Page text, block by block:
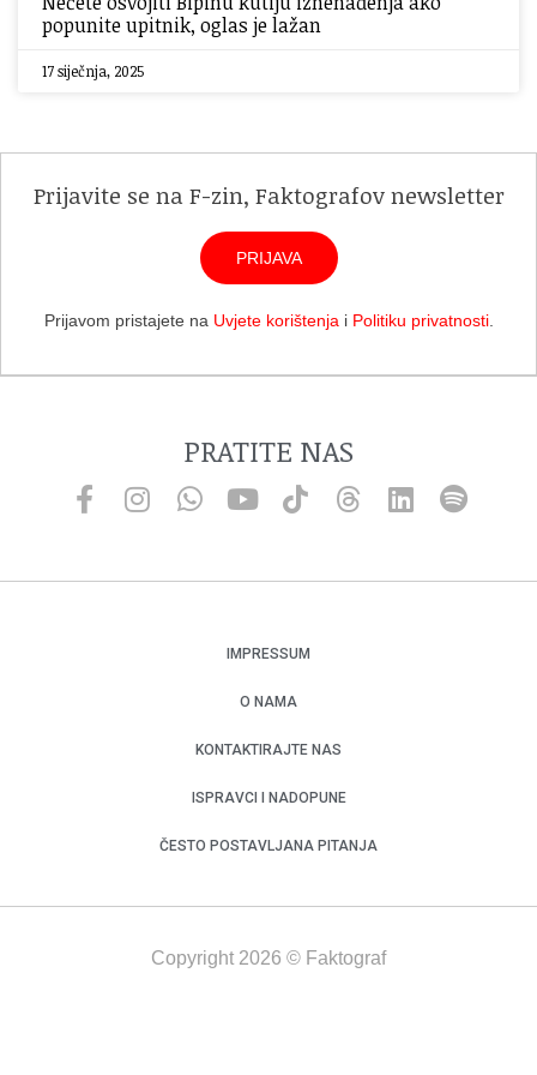
popunite upitnik, oglas je lažan
17 siječnja, 2025
Prijavite se na F-zin, Faktografov newsletter
PRIJAVA
Prijavom pristajete na Uvjete korištenja i Politiku privatnosti.
PRATITE NAS
IMPRESSUM
O NAMA
KONTAKTIRAJTE NAS
ISPRAVCI I NADOPUNE
ČESTO POSTAVLJANA PITANJA
Copyright 2026 © Faktograf